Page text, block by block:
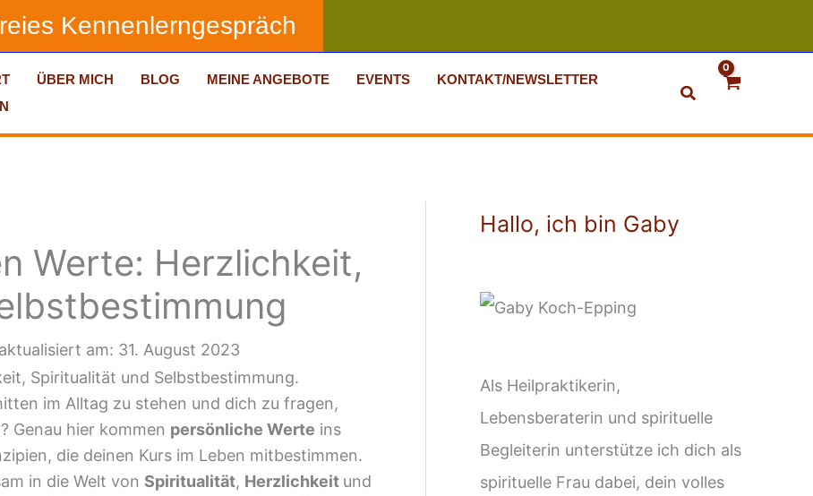
Kennenlerngespräch
ÜBER MICH BLOG MEINE ANGEBOTE EVENTS
KONTAKT/NEWSLETTER
Suchen
Werte: Herzlichkeit,
am: 31. August 2023
im Alltag zu stehen und dich zu fragen,
Genau hier kommen persönliche Werte ins
die deinen Kurs im Leben mitbestimmen.
in die Welt von Spiritualität, Herzlichkeit und
Hallo, ich bin Gaby
Als Heilpraktikerin,
Lebensberaterin und spirituelle
Begleiterin unterstütze ich dich als
spirituelle Frau dabei, dein volles